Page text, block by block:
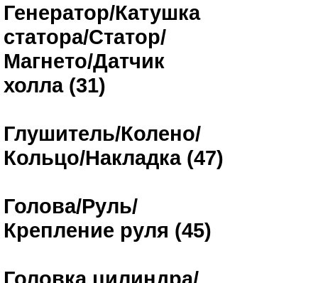
Генератор/Катушка
статора/Статор/
Магнето/Датчик
холла (31)
Глушитель/Колено/
Кольцо/Накладка (47)
Голова/Руль/
Крепление руля (45)